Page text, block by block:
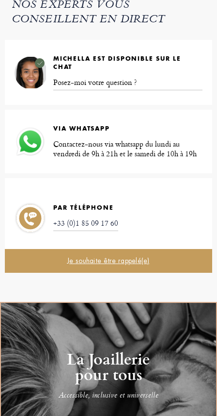
NOS EXPERTS VOUS
CONSEILLENT EN DIRECT
MICHELLA EST DISPONIBLE SUR LE
CHAT
Posez-moi votre question ?
VIA WHATSAPP
Contactez-nous via whatsapp du lundi au
vendredi de 9h à 21h et le samedi de 10h à 19h
PAR TÉLÉPHONE
+33 (0)1 85 09 17 60
Je souhaite être rappelé(e)
La Joaillerie
pour tous
Accessible, inclusive et universelle